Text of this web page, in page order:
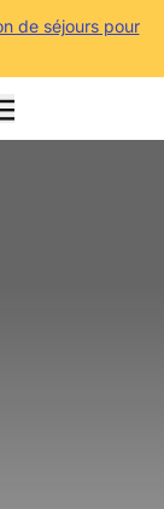
de séjours pour